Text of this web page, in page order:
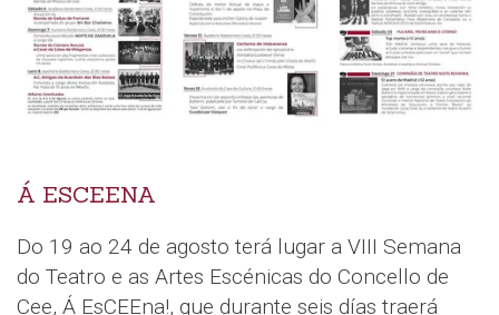
Á ESCEENA
Do 19 ao 24 de agosto terá lugar a VIII Semana
do Teatro e as Artes Escénicas do Concello de
Cee, Á EsCEEna!, que durante seis días traerá